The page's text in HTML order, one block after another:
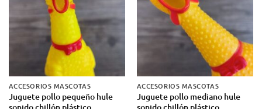
ACCESORIOS MASCOTAS
Juguete pollo pequeño hule
ACCESORIOS MASCOTAS
Juguete pollo mediano hule